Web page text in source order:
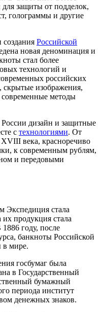
защиты от подделок,
голограммы и другие
создания Российской
новая деноминация и
стал более
технологий и
российских
скрытые изображения,
современные методы
дизайн и защитные
с технологиями. От
XVIII века, красноречиво
к современным рублям,
и передовыми
Экспедиция стала
их продукция стала
1886 году, после
банкноты Российской
мире.
госбумаг была
в Государственный
бумажный
периода институт
денежных знаков.